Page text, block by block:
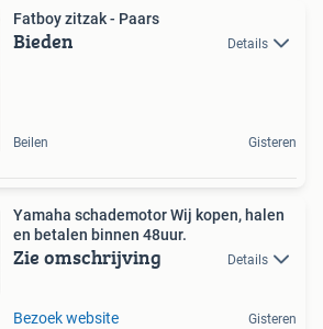
Fatboy zitzak - Paars
Bieden Details
Beilen Gisteren
Yamaha schademotor Wij kopen, halen
en betalen binnen 48uur.
Zie omschrijving Details
Bezoek website Gisteren